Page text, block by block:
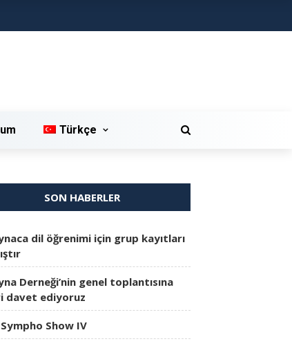
Türkçe
SON HABERLER
dil öğrenimi için grup kayıtları
Derneği’nin genel toplantısına
davet ediyoruz
Show IV